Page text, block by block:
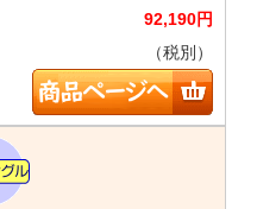
92,190円
（税別）